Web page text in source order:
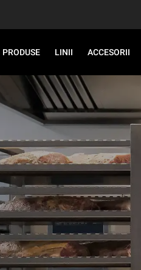
PRODUSE LINII ACCESORII